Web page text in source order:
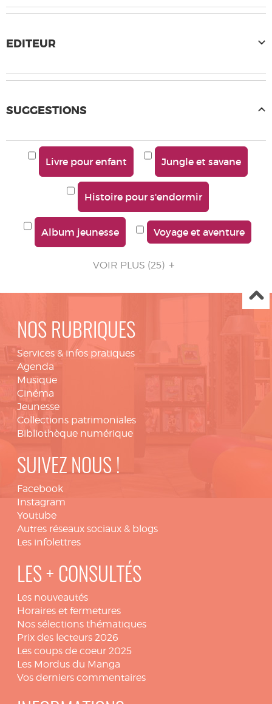
EDITEUR
SUGGESTIONS
Livre pour enfant Jungle et savane
Histoire pour s'endormir
Album jeunesse Voyage et aventure
VOIR PLUS (25)
NOS RUBRIQUES
Services & infos pratiques
Agenda
Musique
Cinéma
Jeunesse
Collections patrimoniales
Bibliothèque numérique
SUIVEZ NOUS !
Facebook
Instagram
Youtube
Autres réseaux sociaux & blogs
Les infolettres
LES + CONSULTÉS
Les nouveautés
Horaires et fermetures
Nos sélections thématiques
Prix des lecteurs 2026
Les coups de coeur 2025
Les Mordus du Manga
Vos derniers commentaires